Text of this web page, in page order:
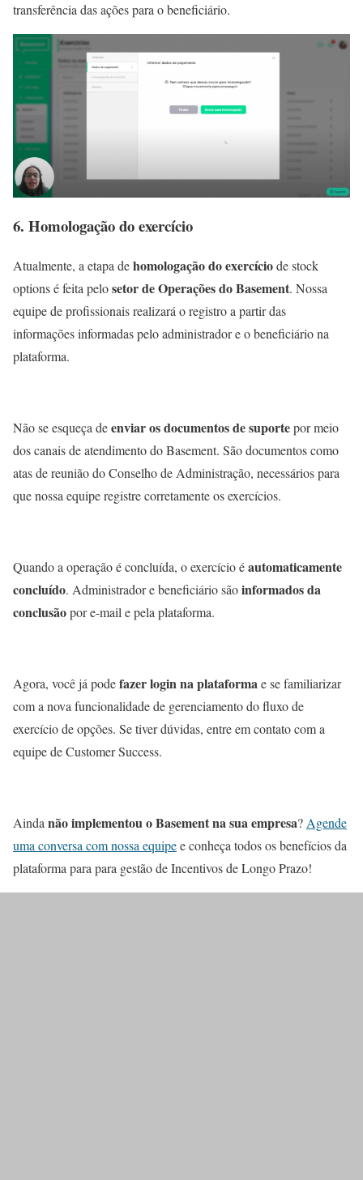
transferência das ações para o beneficiário.
6. Homologação do exercício
Atualmente, a etapa dehomologação do exercíciode stock
options é feita pelosetor de Operações do Basement. Nossa
equipe de profissionais realizará o registro a partir das
informações informadas pelo administrador e o beneficiário na
plataforma.
Não se esqueça deenviar os documentos de suportepor meio
dos canais de atendimento do Basement. São documentos como
atas de reunião do Conselho de Administração, necessários para
que nossa equipe registre corretamente os exercícios.
Quando a operação é concluída, o exercício éautomaticamente
concluído. Administrador e beneficiário sãoinformados da
conclusãopor e-mail e pela plataforma.
Agora, você já podefazer login na plataformae se familiarizar
com a nova funcionalidade de gerenciamento do fluxo de
exercício de opções. Se tiver dúvidas, entre em contato com a
equipe de Customer Success.
Ainda não implementou o Basement na sua empresa? Agende
uma conversa com nossa equipee conheça todos os benefícios da
plataforma para para gestão de Incentivos de Longo Prazo!